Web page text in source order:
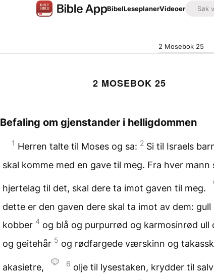
BibelLeseplanerVideoer
2 Mosebok 25
2 MOSEBOK 25
Befaling om gjenstander i helligdommen
1 Herren talte til Moses og sa: 2 Si til Israels
skal komme med en gave til meg. Fra hver mann
hjertelag til det, skal dere ta imot gaven til meg.
dette er den gaven dere skal ta imot av dem: gull
kobber 4 og blå og purpurrød og karmosinrød ull
og geitehår 5 og rødfargede værskinn og
akasietre, 6 olje til lysestaken, krydder til